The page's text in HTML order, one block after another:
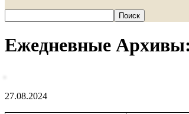
Ежедневные Архивы:
27.08.2024